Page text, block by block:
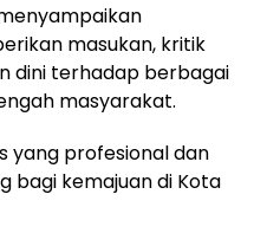
masukan, kritik
dini terhadap berbagai
masyarakat.
yang profesional dan
bagi kemajuan di Kota